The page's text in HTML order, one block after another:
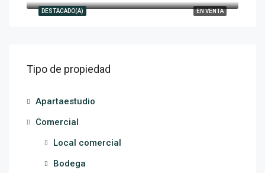
EN VENTA
DESTACADO(A)
Tipo de propiedad
Apartaestudio
Comercial
Local comercial
Bodega